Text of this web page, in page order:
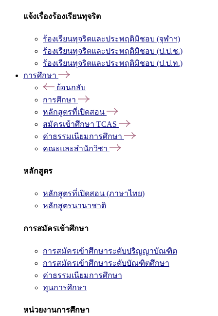
แจ้งเรื่องร้องเรียนทุจริต
ร้องเรียนทุจริตและประพฤติมิชอบ (จุฬาฯ)
ร้องเรียนทุจริตและประพฤติมิชอบ (ป.ป.ช.)
ร้องเรียนทุจริตและประพฤติมิชอบ (ป.ป.ท.)
การศึกษา
ย้อนกลับ
การศึกษา
หลักสูตรที่เปิดสอน
สมัครเข้าศึกษา TCAS
ค่าธรรมเนียมการศึกษา
คณะและสำนักวิชา
หลักสูตร
หลักสูตรที่เปิดสอน (ภาษาไทย)
หลักสูตรนานาชาติ
การสมัครเข้าศึกษา
การสมัครเข้าศึกษาระดับปริญญาบัณฑิต
การสมัครเข้าศึกษาระดับบัณฑิตศึกษา
ค่าธรรมเนียมการศึกษา
ทุนการศึกษา
หน่วยงานการศึกษา